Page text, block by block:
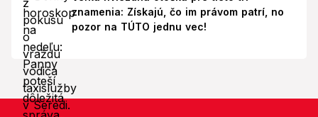
znamenia: Získajú, čo im právom patrí, no
pozor na TÚTO jednu vec!